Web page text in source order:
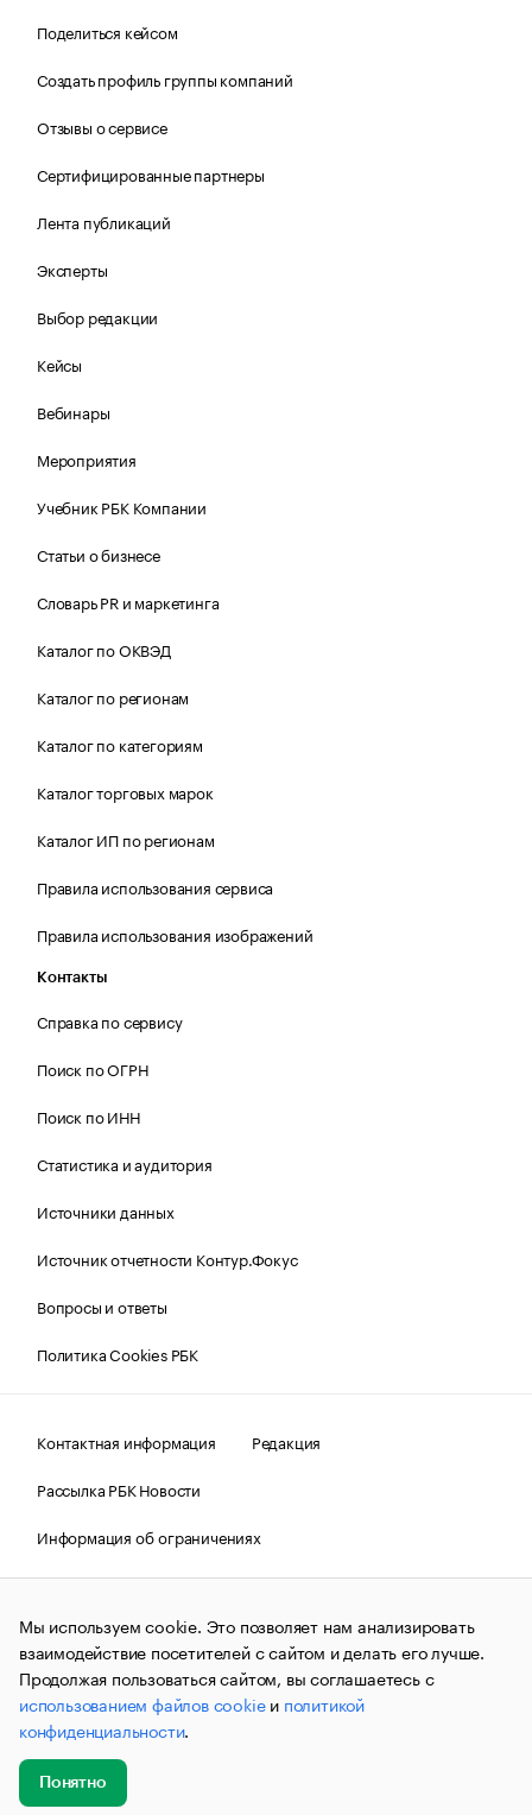
Поделиться кейсом
Создать профиль группы компаний
Отзывы о сервисе
Сертифицированные партнеры
Лента публикаций
Эксперты
Выбор редакции
Кейсы
Вебинары
Мероприятия
Учебник РБК Компании
Статьи о бизнесе
Словарь PR и маркетинга
Каталог по ОКВЭД
Каталог по регионам
Каталог по категориям
Каталог торговых марок
Каталог ИП по регионам
Правила использования сервиса
Правила использования изображений
Контакты
Справка по сервису
Поиск по ОГРН
Поиск по ИНН
Статистика и аудитория
Источники данных
Источник отчетности Контур.Фокус
Вопросы и ответы
Политика Cookies РБК
Контактная информация
Редакция
Рассылка РБК Новости
Информация об ограничениях
Правовая информация
О соблюдении авторских прав
© АО «РОСБИЗНЕСКОНСАЛТИНГ»,1995–2026.Сообщения
и материалы информационного агентства «РБК»
(зарегистрировано Федеральной службой по надзору в сфере
связи, информационных технологий и массовых
коммуникаций (Роскомнадзор) 09.12.2015 за номером ИА
№ФС77-63848) сопровождаются пометкой «РБК». Отдельные
публикации могут содержать информацию,
не предназначенную для пользователей
до 18 лет.
Мы используем cookie. Это позволяет нам анализировать
взаимодействие посетителей с сайтом и делать его лучше.
Продолжая пользоваться сайтом, вы соглашаетесь с
использованием файлов cookieи политикой
конфиденциальности.
Понятно